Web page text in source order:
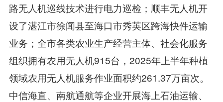
路无人机巡线技术进行电力巡检；顺丰无人机开
设了湛江市徐闻县至海口市秀英区跨海快件运输
业务；全市各类农业生产经营主体、社会化服务
组织拥有农用无人机915台，2025年上半年种植
领域农用无人机服务作业面积约261.37万亩次。
中信海直、南航通航等企业开展海上石油运输、